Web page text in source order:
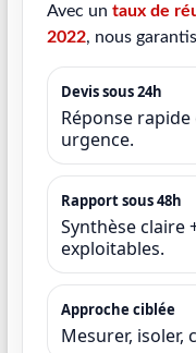
Avec un taux de
2022, nous
Devis sous 24h
Réponse
urgence.
Rapport sous 48h
Synthèse claire
exploitables.
Approche ciblée
Mesurer, isoler,